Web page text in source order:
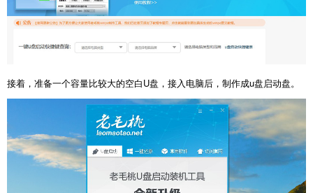
接着，准备一个容量比较大的空白U盘，接入电脑后，制作成u盘启动盘。